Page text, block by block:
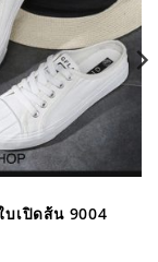
บเปิดส้น 9004